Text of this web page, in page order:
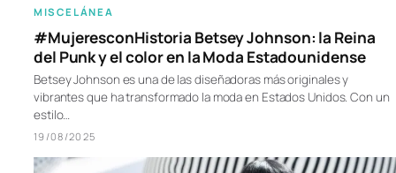
MISCELÁNEA
#MujeresconHistoria Betsey Johnson: la Reina
del Punk y el color en la Moda Estadounidense
Betsey Johnson es una de las diseñadoras más originales y
vibrantes que ha transformado la moda en Estados Unidos. Con un
estilo…
19/08/2025